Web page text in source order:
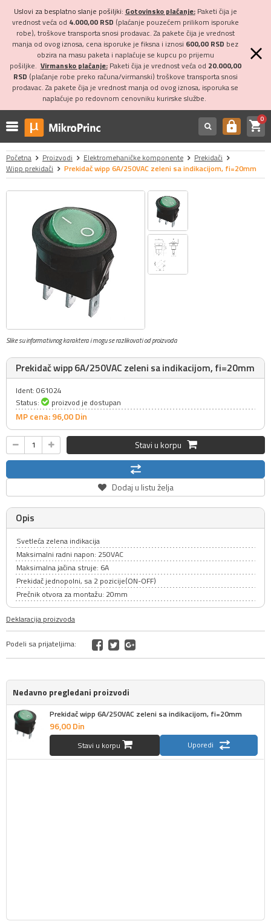
Uslovi za besplatno slanje pošiljki: Gotovinsko plaćanje:Paketi čija je
vrednost veća od 4.000,00 RSD (plaćanje pouzećem prilikom isporuke
robe), troškove transporta snosi prodavac. Za pakete čija je vrednost
manja od ovog iznosa, cena isporuke je fiksna i iznosi 600,00 RSD bez
obzira na masu paketa i naplaćuje se kupcu po prijemu
pošiljke. Virmansko plaćanje:Paketi čija je vrednost veća od 20.000,00
RSD (plaćanje robe preko računa/virmanski) troškove transporta snosi
prodavac. Za pakete čija je vrednost manja od ovog iznosa, isporuka se
naplaćuje po redovnom cenovniku kurirske službe.
https shopping_cart0
Početna Proizvodi Elektromehaničke komponente
Prekidači
Wipp prekidači
Prekidač wipp 6A/250VAC zeleni sa indikacijom, fi=20mm
Slike su informativnog karaktera i mogu se razlikovati od proizvoda
Prekidač wipp 6A/250VAC zeleni sa indikacijom, fi=20mm
Ident: 061024
Status:
proizvod je dostupan
MP cena: 96,00Din
Stavi u korpu
Dodaj u listu želja
Opis
Svetleća zelena indikacija
Maksimalni radni napon: 250VAC
Maksimalna jačina struje: 6A
Prekidač jednopolni, sa 2 pozicije(ON-OFF)
Prečnik otvora za montažu: 20mm
Deklaracija proizvoda
Podeli sa prijateljima:
Nedavno pregledani proizvodi
Prekidač wipp 6A/250VAC zeleni sa indikacijom, fi=20mm
96,00Din
Stavi u korpu Uporedi